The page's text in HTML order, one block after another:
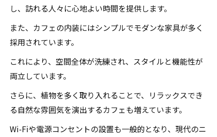
カフェ店舗設計 大阪府でのリラックス空間
大阪府のカフェ店舗設計家具とインテリアの選
カフェ店舗設計 大阪府の家具選びのポイン
ト
大阪府のカフェ店舗インテリアデザインの
コツ
大阪府のカフェ店舗設計 使いやすい家具の
し、訪れる人々に心地よい時間を提供します。
また、カフェの内装にはシンプルでモダンな家具が多く
採用されています。
これにより、空間全体が洗練され、スタイルと機能性が
両立しています。
さらに、植物を多く取り入れることで、リラックスでき
る自然な雰囲気を演出するカフェも増えています。
Wi-Fiや電源コンセントの設置も一般的となり、現代のニ